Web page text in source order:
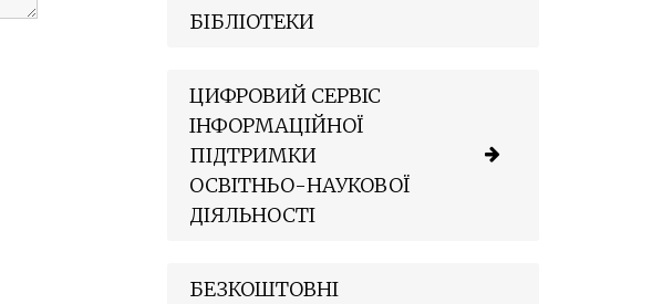
БІБЛІОТЕКИ
ЦИФРОВИЙ СЕРВІС
ІНФОРМАЦІЙНОЇ
ПІДТРИМКИ
ОСВІТНЬО-НАУКОВОЇ
ДІЯЛЬНОСТІ
БЕЗКОШТОВНІ